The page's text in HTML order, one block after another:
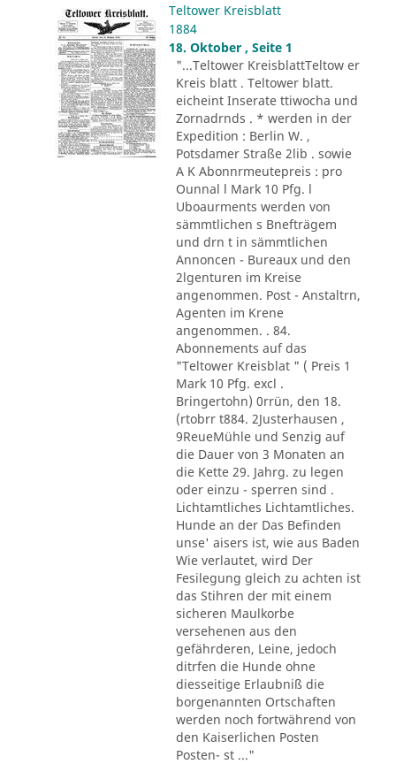
Teltower Kreisblatt
1884
18. Oktober , Seite 1
"...Teltower KreisblattTeltow er
Kreis blatt . Teltower blatt.
eicheint Inserate ttiwocha und
Zornadrnds . * werden in der
Expedition : Berlin W. ,
Potsdamer Straße 2lib . sowie
A K Abonnrmeutepreis : pro
Ounnal l Mark 10 Pfg. l
Uboaurments werden von
sämmtlichen s Bnefträgem
und drn t in sämmtlichen
Annoncen - Bureaux und den
2lgenturen im Kreise
angenommen. Post - Anstaltrn,
Agenten im Krene
angenommen. . 84.
Abonnements auf das
"Teltower Kreisblat " ( Preis 1
Mark 10 Pfg. excl .
Bringertohn) 0rrün, den 18.
(rtobrr t884. 2Justerhausen ,
9ReueMühle und Senzig auf
die Dauer von 3 Monaten an
die Kette 29. Jahrg. zu legen
oder einzu - sperren sind .
Lichtamtliches Lichtamtliches.
Hunde an der Das Befinden
unse' aisers ist, wie aus Baden
Wie verlautet, wird Der
Fesilegung gleich zu achten ist
das Stihren der mit einem
sicheren Maulkorbe
versehenen aus den
gefährderen, Leine, jedoch
ditrfen die Hunde ohne
diesseitige Erlaubniß die
borgenannten Ortschaften
werden noch fortwährend von
den Kaiserlichen Posten
Posten- st ..."